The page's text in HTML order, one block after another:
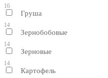
16
Груша
14
Зернобобовые
14
Зерновые
14
Картофель